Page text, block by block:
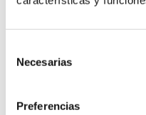
Selection
Necesarias
Preferencias